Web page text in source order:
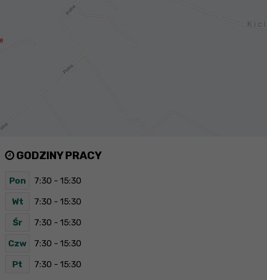
GODZINY PRACY
Pon 7:30 - 15:30
Wt 7:30 - 15:30
Śr 7:30 - 15:30
Czw 7:30 - 15:30
Pt 7:30 - 15:30